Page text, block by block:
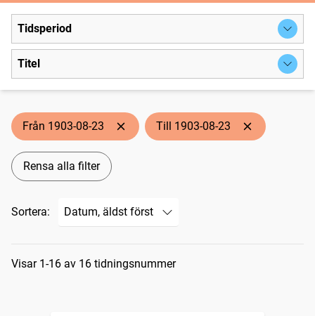
Tidsperiod
Titel
Från 1903-08-23 Till 1903-08-23
Rensa alla filter
Sortera:
Sökresultat
Visar 1-16 av 16 tidningsnummer